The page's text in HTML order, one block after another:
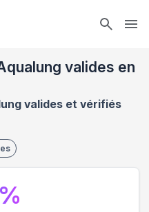
valides en
valides et vérifiés
%